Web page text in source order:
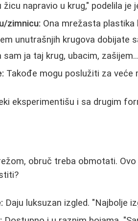
žicu napravio u krug," podelila je
zimnicu: Ona mrežasta plastika
unutrašnjih krugova dobijate
ja taj krug, ubacim,
Takođe mogu poslužiti za veće
eksperimentišu i sa drugim
obruč treba obmotati.
Daju luksuzan izgled. "Najbolje